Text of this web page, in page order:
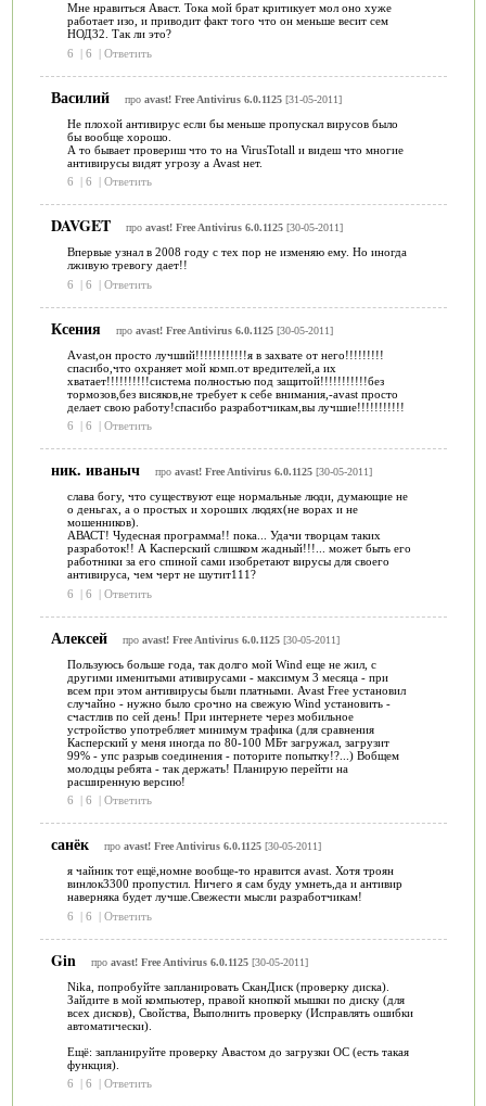
Мне нравиться Аваст. Тока мой брат критикует мол оно хуже
работает изо, и приводит факт того что он меньше весит сем
НОД32. Так ли это?
6
| 6 | Ответить
Василий про avast! Free Antivirus 6.0.1125[31-05-2011]
Не плохой антивирус если бы меньше пропускал вирусов было
бы вообще хорошо.
А то бывает провериш что то на VirusTotall и видеш что многие
антивирусы видят угрозу а Avast нет.
6
| 6 | Ответить
DAVGET про avast! Free Antivirus 6.0.1125[30-05-2011]
Впервые узнал в 2008 году с тех пор не изменяю ему. Но иногда
лживую тревогу дает!!
6
| 6 | Ответить
Ксения про avast! Free Antivirus 6.0.1125[30-05-2011]
Аvast,он просто лучший!!!!!!!!!!!!я в захвате от него!!!!!!!!!
спасибо,что охраняет мой комп.от вредителей,а их
хватает!!!!!!!!!!система полностью под защитой!!!!!!!!!!!без
тормозов,без висяков,не требует к себе внимания,-avast просто
делает свою работу!спасибо разработчикам,вы лучшие!!!!!!!!!!!
6
| 6 | Ответить
ник. иваныч про avast! Free Antivirus 6.0.1125[30-05-2011]
слава богу, что существуют еще нормальные люди, думающие не
о деньгах, а о простых и хороших людях(не ворах и не
мошенников).
АВАСТ! Чудесная программа!! пока... Удачи творцам таких
разработок!! А Касперский слишком жадный!!!... может быть его
работники за его спиной сами изобретают вирусы для своего
антивируса, чем черт не шутит111?
6
| 6 | Ответить
Алексей про avast! Free Antivirus 6.0.1125[30-05-2011]
Пользуюсь больше года, так долго мой Wind еще не жил, с
другими именитыми ативирусами - максимум 3 месяца - при
всем при этом антивирусы были платными. Avast Free установил
случайно - нужно было срочно на свежую Wind установить -
счастлив по сей день! При интернете через мобильное
устройство употребляет минимум трафика (для сравнения
Касперский у меня иногда по 80-100 МБт загружал, загрузит
99% - упс разрыв соединения - поторите попытку!?...) Вобщем
молодцы ребята - так держать! Планирую перейти на
расширенную версию!
6
| 6 | Ответить
санёк про avast! Free Antivirus 6.0.1125[30-05-2011]
я чайник тот ещё,номне вообще-то нравится avast. Хотя троян
винлок3300 пропустил. Ничего я сам буду умнеть,да и антивир
наверняка будет лучше.Свежести мысли разработчикам!
6
| 6 | Ответить
Gin про avast! Free Antivirus 6.0.1125[30-05-2011]
Nika, попробуйте запланировать СканДиск (проверку диска).
Зайдите в мой компьютер, правой кнопкой мышки по диску (для
всех дисков), Свойства, Выполнить проверку (Исправлять ошибки
автоматически).
Ещё: запланируйте проверку Авастом до загрузки ОС (есть такая
функция).
6
| 6 | Ответить